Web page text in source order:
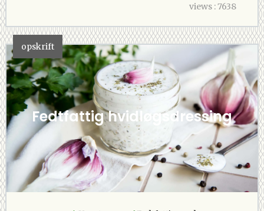
views : 7638
opskrift
Fedtfattig hvidløgsdressing